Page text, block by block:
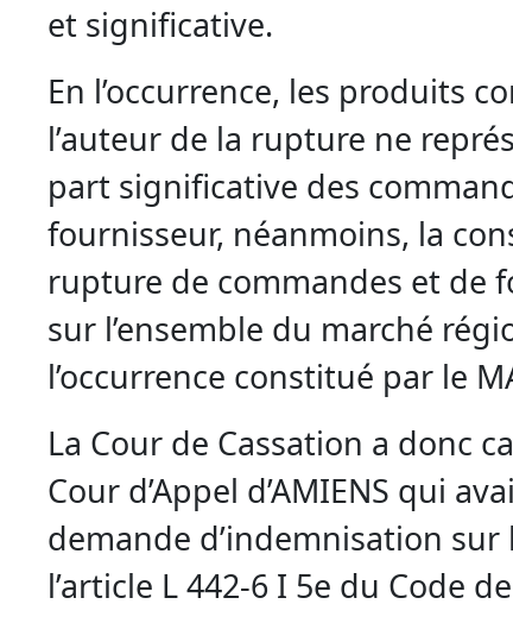
et significative.
En l’occurrence, les produits
l’auteur de la rupture ne
part significative des
fournisseur, néanmoins, la
rupture de commandes et de
sur l’ensemble du marché
l’occurrence constitué par le
La Cour de Cassation a donc
Cour d’Appel d’AMIENS qui
demande d’indemnisation
l’article L 442-6 I 5e du Code